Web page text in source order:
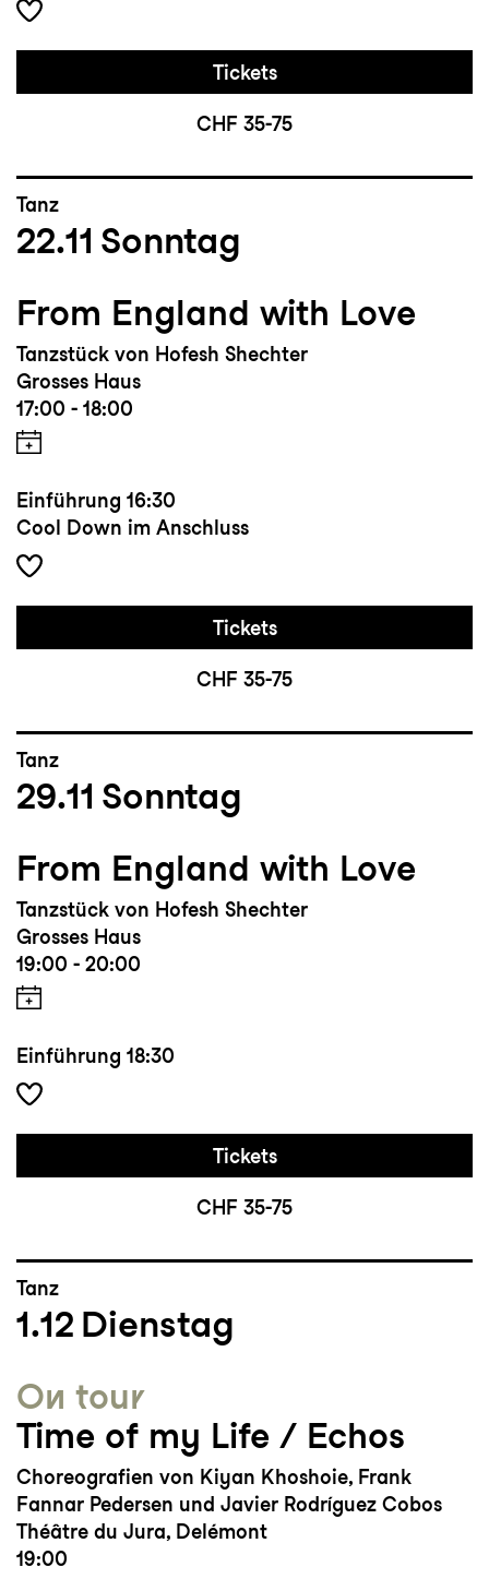
Tickets
CHF 35-75
Tanz
22.11 Sonntag
From England with Love
Tanzstück von Hofesh Shechter
Grosses Haus
17:00 - 18:00
Einführung 16:30
Cool Down im Anschluss
Tickets
CHF 35-75
Tanz
29.11 Sonntag
From England with Love
Tanzstück von Hofesh Shechter
Grosses Haus
19:00 - 20:00
Einführung 18:30
Tickets
CHF 35-75
Tanz
1.12 Dienstag
On tour
Time of my Life / Echos
Choreografien von Kiyan Khoshoie, Frank
Fannar Pedersen und Javier Rodríguez Cobos
Théâtre du Jura, Delémont
19:00